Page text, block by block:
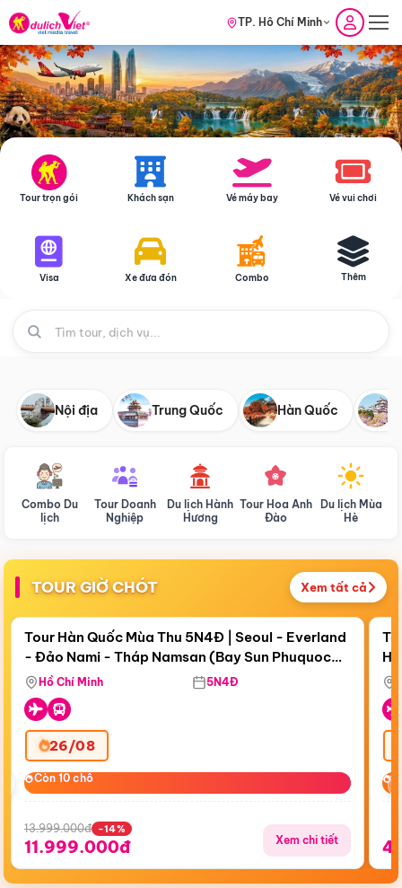
TP. Hồ Chí Minh
Tour trọn gói Khách sạn Vé máy bay Vé vui chơi
Visa Xe đưa đón Combo Thêm
Nội địa Trung Quốc Hàn Quốc
Combo Du
lịch
Tour Doanh
Nghiệp
Du lịch Hành
Hương
Tour Hoa Anh
Đào
Du lịch Mùa
Hè
TOUR GIỜ CHÓT Xem tất cả
Còn19 ngày 00:04:47
Điểm nổi bật
Tour Hàn Quốc Mùa Thu 5N4Đ | Seoul - Everland
- Đảo Nami - Tháp Namsan (Bay Sun Phuquoc
Airways)
Hồ Chí Minh 5N4Đ
26/08
Còn 10 chỗ
Còn 10 chỗ
13.999.000đ -14%
11.999.000đ Xem chi tiết